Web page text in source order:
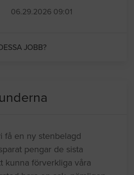
06.29.2026 09:01
JOBB?
få en ny stenbelagd
pengar de sista
kunna förverkliga våra